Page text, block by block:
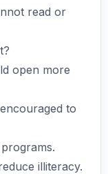
read or
open more
to
illiteracy.